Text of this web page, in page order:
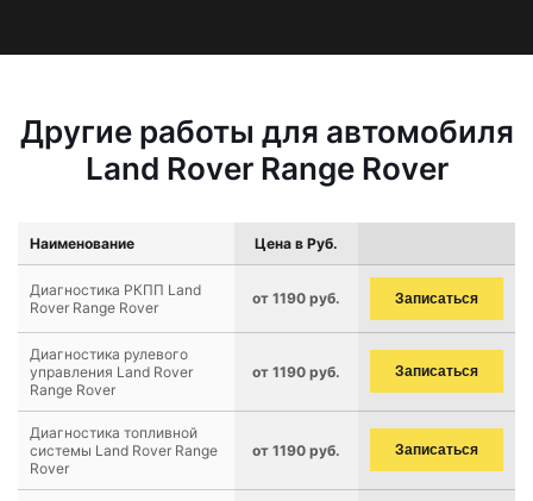
Другие работы для автомобиля
Land Rover Range Rover
Наименование Цена в Руб.
Диагностика РКПП Land
Rover Range Rover
от 1190 руб. Записаться
Диагностика рулевого
управления Land Rover
Range Rover
от 1190 руб. Записаться
Диагностика топливной
системы Land Rover Range
Rover
от 1190 руб. Записаться